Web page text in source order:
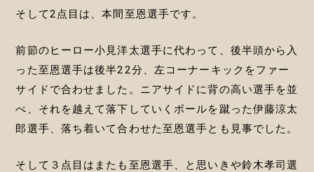
そして2点目は、本間至恩選手です。
前節のヒーロー小見洋太選手に代わって、後半頭から入
った至恩選手は後半22分、左コーナーキックをファー
サイドで合わせました。ニアサイドに背の高い選手を並
べ、それを越えて落下していくボールを蹴った伊藤涼太
郎選手、落ち着いて合わせた至恩選手とも見事でした。
そして３点目はまたも至恩選手、と思いきや鈴木孝司選